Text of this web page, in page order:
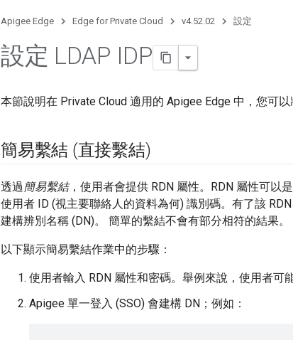
Apigee Edge Edge for Private Cloud v4.52.02 設定
設定 LDAP IDP
本節說明在 Private Cloud 適用的 Apigee Edge 中，您可以
簡易繫結 (直接繫結)
透過 簡易繫結，使用者會提供 RDN 屬性。RDN 屬性可以
使用者 ID (視主要聯絡人的資料為何) 識別碼。有了該
建構辨別名稱 (DN)。 簡單的繫結不會有部分相符的結果。
以下顯示簡易繫結作業中的步驟：
使用者輸入 RDN 屬性和密碼。舉例來說，使用者可
Apigee 單一登入 (SSO) 會建構 DN；例如：